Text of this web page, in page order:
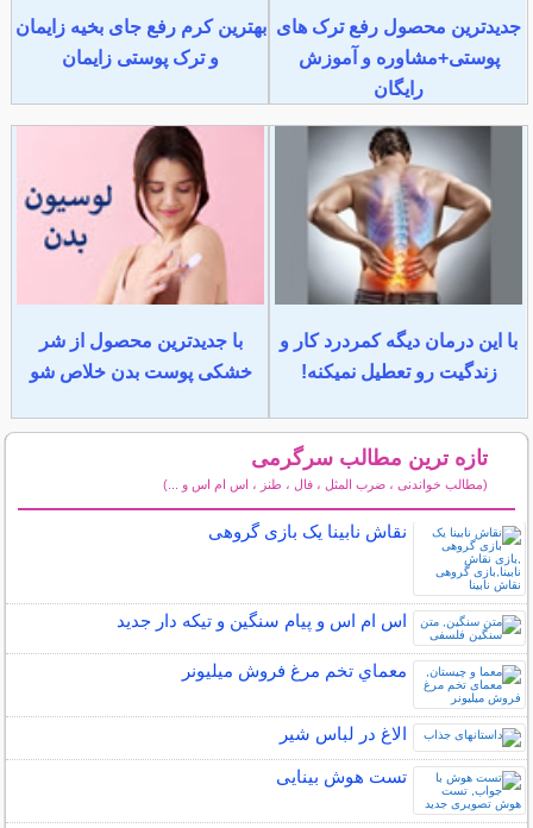
جدیدترین محصول رفع ترک های
پوستی+مشاوره و آموزش
رایگان
بهترین کرم رفع جای بخیه زایمان
و ترک پوستی زایمان
با این درمان دیگه کمردرد کار و
زندگیت رو تعطیل نمیکنه!
با جدیدترین محصول از شر
خشکی پوست بدن خلاص شو
تازه ترین مطالب سرگرمی
(مطالب خواندنی ، ضرب المثل ، فال ، طنز ، اس ام اس و ...)
نقاش نابینا یک بازی گروهی
اس ام اس و پیام سنگین و تیکه دار جدید
معماي تخم مرغ فروش ميليونر
الاغ در لباس شیر
تست هوش بینایی